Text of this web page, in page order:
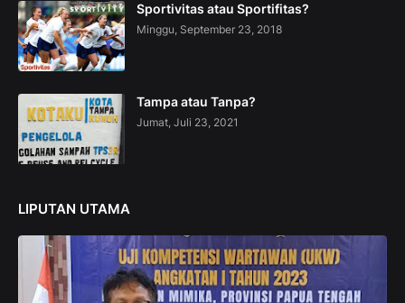
e
c
t
i
n
—
U
p
t
0
%
Sportivitas atau Sportifitas?
Minggu, September 23, 2018
Tampa atau Tanpa?
Jumat, Juli 23, 2021
LIPUTAN UTAMA